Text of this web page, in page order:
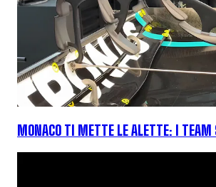
MONACO TI METTE LE ALETTE: I TEAM